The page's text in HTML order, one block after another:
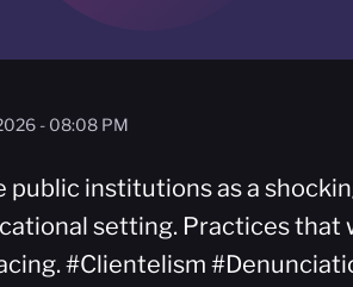
- 08:08 PM
public institutions as a
setting. Practices that
#Clientelism